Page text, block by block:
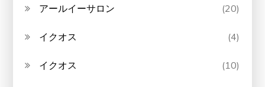
アールイーサロン (20)
イクオス (4)
イクオス (10)